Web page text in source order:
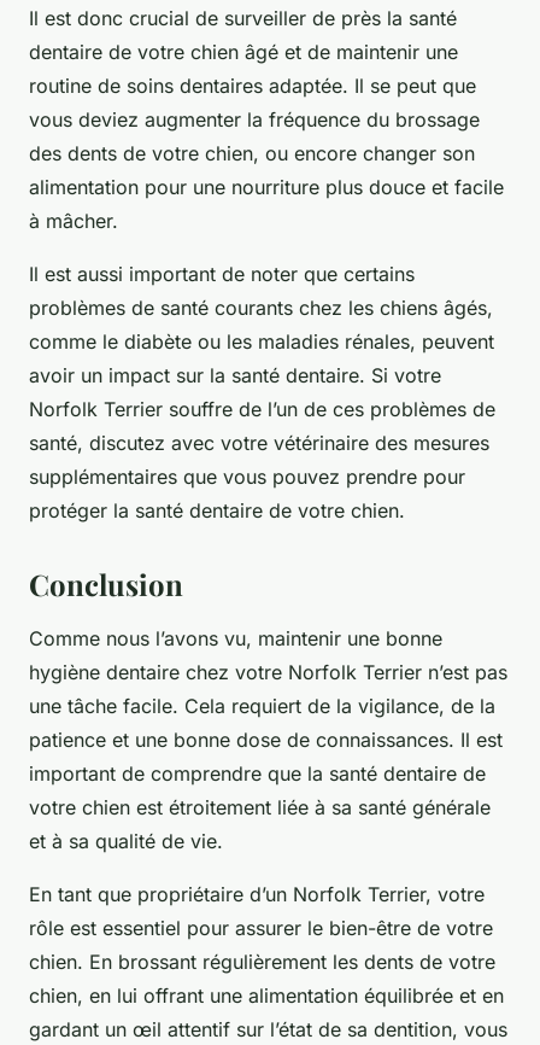
Il est donc crucial de surveiller de près la santé
dentaire de votre chien âgé et de maintenir une
routine de soins dentaires adaptée. Il se peut que
vous deviez augmenter la fréquence du brossage
des dents de votre chien, ou encore changer son
alimentation pour une nourriture plus douce et facile
à mâcher.
Il est aussi important de noter que certains
problèmes de santé courants chez les chiens âgés,
comme le diabète ou les maladies rénales, peuvent
avoir un impact sur la santé dentaire. Si votre
Norfolk Terrier souffre de l’un de ces problèmes de
santé, discutez avec votre vétérinaire des mesures
supplémentaires que vous pouvez prendre pour
protéger la santé dentaire de votre chien.
Conclusion
Comme nous l’avons vu, maintenir une bonne
hygiène dentaire chez votre Norfolk Terrier n’est pas
une tâche facile. Cela requiert de la vigilance, de la
patience et une bonne dose de connaissances. Il est
important de comprendre que la santé dentaire de
votre chien est étroitement liée à sa santé générale
et à sa qualité de vie.
En tant que propriétaire d’un Norfolk Terrier, votre
rôle est essentiel pour assurer le bien-être de votre
chien. En brossant régulièrement les dents de votre
chien, en lui offrant une alimentation équilibrée et en
gardant un œil attentif sur l’état de sa dentition, vous